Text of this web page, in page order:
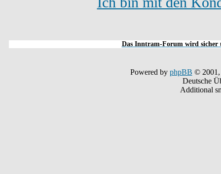
Das Inntram-Forum wird sicher
Powered by phpBB © 2001,
Deutsche
Additional